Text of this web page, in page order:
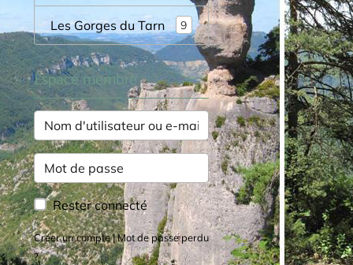
Les Gorges du Tarn 9
Espace membre
Rester connecté
Créer un compte|Mot de passe perdu
?